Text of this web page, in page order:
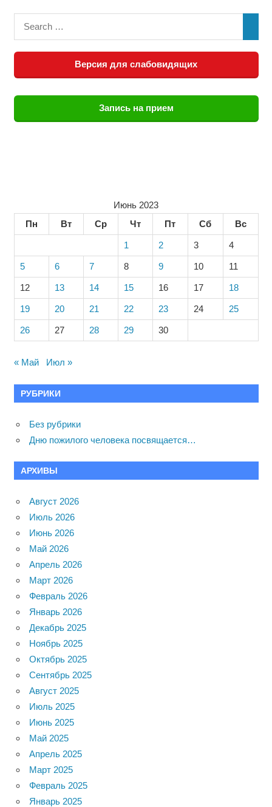
Версия для слабовидящих
Запись на прием
Июнь 2023
Пн
Вт Ср Чт Пт Сб Вс
1 2 3 4
5 6 7 8 9 10 11
12 13 14 15 16 17 18
19 20 21 22 23 24 25
26 27 28 29 30
« Май Июл »
РУБРИКИ
Без рубрики
Дню пожилого человека посвящается…
АРХИВЫ
Август 2026
Июль 2026
Июнь 2026
Май 2026
Апрель 2026
Март 2026
Февраль 2026
Январь 2026
Декабрь 2025
Ноябрь 2025
Октябрь 2025
Сентябрь 2025
Август 2025
Июль 2025
Июнь 2025
Май 2025
Апрель 2025
Март 2025
Февраль 2025
Январь 2025